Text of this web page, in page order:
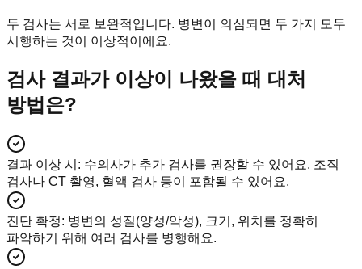
두 검사는 서로 보완적입니다. 병변이 의심되면 두 가지 모두
시행하는 것이 이상적이에요.
검사 결과가 이상이 나왔을 때 대처
방법은?
결과 이상 시 : 수의사가 추가 검사를 권장할 수 있어요. 조직
검사나 CT 촬영, 혈액 검사 등이 포함될 수 있어요.
진단 확정: 병변의 성질(양성/악성), 크기, 위치를 정확히
파악하기 위해 여러 검사를 병행해요.